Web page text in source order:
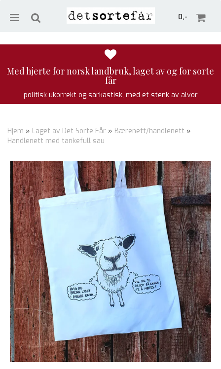
0,-
Med hjerte for norsk landbruk, laget av og for sorte
får
politisk ukorrekt og sarkastisk, med et stenk av alvor
Hjem » Laget av Det Sorte Får » Bærenett/handlenett »
Handlenett med tankefull sau